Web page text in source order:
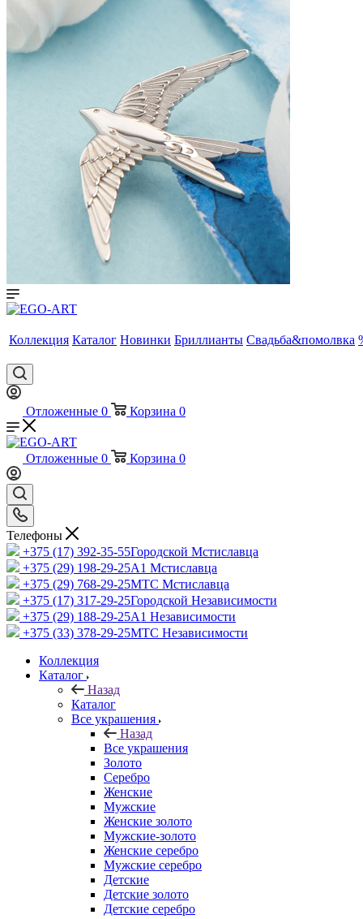
Коллекция Каталог Новинки Бриллианты Свадьба&помолвка
Отложенные 0 Корзина 0
Отложенные 0 Корзина 0
Телефоны
+375 (17) 392-35-55Городской Мстиславца
+375 (29) 198-29-25A1 Мстиславца
+375 (29) 768-29-25МТС Мстиславца
+375 (17) 317-29-25Городской Независимости
+375 (29) 188-29-25A1 Независимости
+375 (33) 378-29-25МТС Независимости
Коллекция
Каталог
Назад
Каталог
Все украшения
Назад
Все украшения
Золото
Серебро
Женские
Мужские
Женские золото
Мужские-золото
Женские серебро
Мужские серебро
Детские
Детские золото
Детские серебро